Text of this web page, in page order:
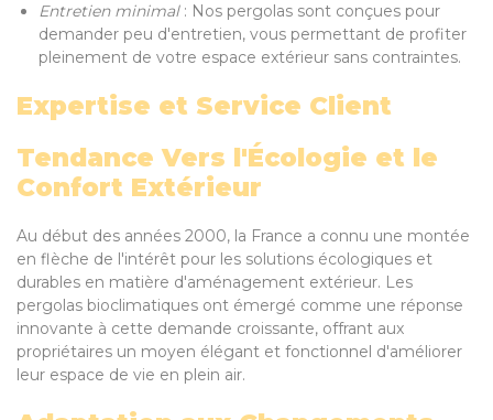
Entretien minimal: Nos pergolas sont conçues pour
demander peu d'entretien, vous permettant de profiter
pleinement de votre espace extérieur sans contraintes.
Expertise et Service Client
Tendance Vers l'Écologie et le
Confort Extérieur
Au début des années 2000, la France a connu une montée
en flèche de l'intérêt pour les solutions écologiques et
durables en matière d'aménagement extérieur. Les
pergolas bioclimatiques ont émergé comme une réponse
innovante à cette demande croissante, offrant aux
propriétaires un moyen élégant et fonctionnel d'améliorer
leur espace de vie en plein air.